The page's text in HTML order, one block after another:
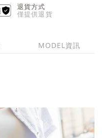
退貨方式
僅提供退貨
MODEL資訊